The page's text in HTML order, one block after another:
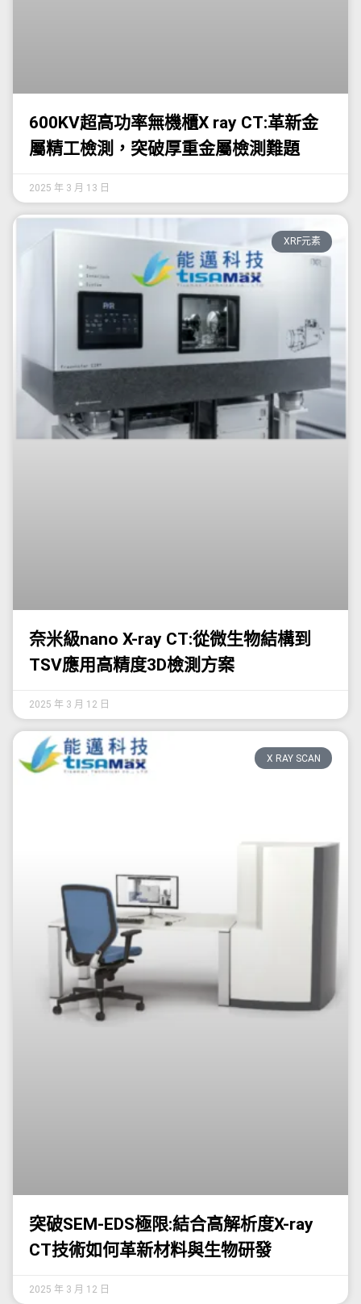
600KV超高功率無機櫃X ray CT:革新金
屬精工檢測，突破厚重金屬檢測難題
2025 年 3 月 13 日
XRF元素
奈米級nano X-ray CT:從微生物結構到
TSV應用高精度3D檢測方案
2025 年 3 月 12 日
X RAY SCAN
突破SEM-EDS極限:結合高解析度X-ray
CT技術如何革新材料與生物研發
2025 年 3 月 12 日